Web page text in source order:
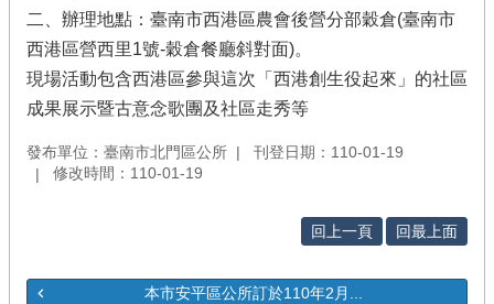
二、辦理地點：臺南市西港區農會後營分部穀倉(臺南市
西港區營西里1號-穀倉餐廳斜對面)。
現場活動包含西港區參與這次「西港創生役起來」的社區
成果展示暨古意念歌團及社區走秀等
發布單位：臺南市北門區公所
刊登日期：110-01-19
修改時間：110-01-19
回上一頁 回最上面
本市安平區公所訂於110年2月...